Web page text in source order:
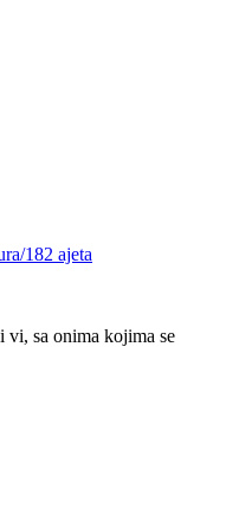
/182 ajeta
vi, sa onima kojima se